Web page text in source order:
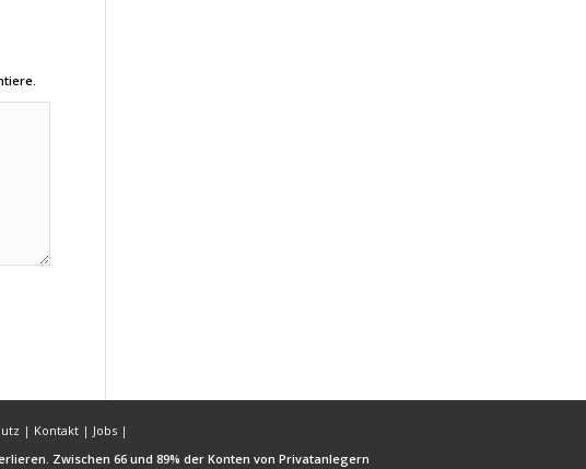
| Kontakt | Jobs |
Zwischen 66 und 89% der Konten von Privatanlegern